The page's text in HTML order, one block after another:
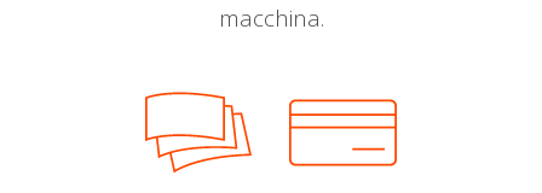
macchina.